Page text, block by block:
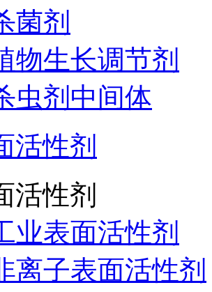
菌剂
物生长调节剂
虫剂中间体
活性剂
活性剂
业表面活性剂
离子表面活性剂